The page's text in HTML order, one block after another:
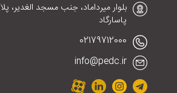
پاسارگاد
02179712000
info@pedc.ir